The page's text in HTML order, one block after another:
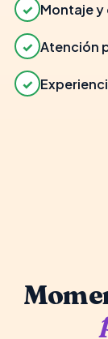
✓ Montaje y
✓ Atención
✓